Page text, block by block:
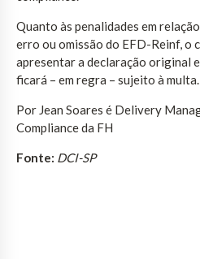
Quanto às penalidades em
erro ou omissão do EFD-Reinf, o
apresentar a declaração original
ficará – em regra – sujeito à multa.
Por Jean Soares é Delivery
Compliance da FH
Fonte: DCI-SP